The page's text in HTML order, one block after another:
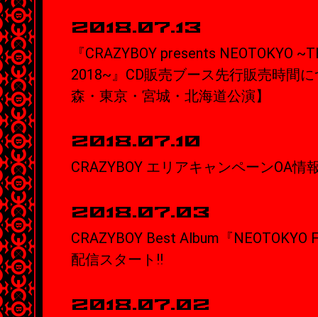
2018.07.13
『CRAZYBOY presents NEOTOKYO
2018~』CD販売ブース先行販売時間
森・東京・宮城・北海道公演】
2018.07.10
CRAZYBOY エリアキャンペーンOA情
2018.07.03
CRAZYBOY Best Album『NEOTOKYO
配信スタート!!
2018.07.02